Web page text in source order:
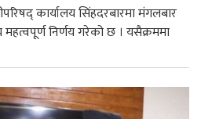
कार्यालय सिंहदरबारमा मंगलबार
निर्णय गरेको छ । यसैक्रममा